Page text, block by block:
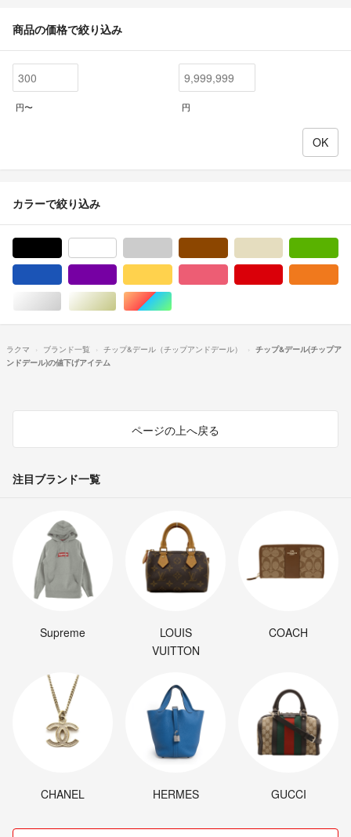
商品の価格で絞り込み
円〜 円
カラーで絞り込み
シルバー/銀色系ゴールド/金色系マルチカラー
ラクマ ブランド一覧 チップ&デール（チップアンドデール）
チップ&デール(チップア
ンドデール)の値下げアイテム
ページの上へ戻る
注目ブランド一覧
Supreme
LOUIS
VUITTON
COACH
CHANEL HERMES GUCCI